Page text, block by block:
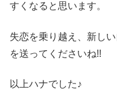
すくなると思います。
失恋を乗り越え、新し
を送ってくださいね!!
以上ハナでした♪